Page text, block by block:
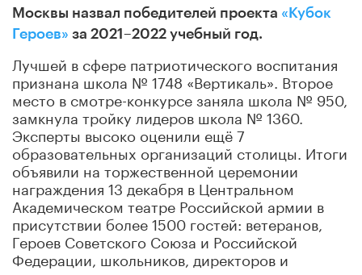
Москвы назвал победителей проекта «Кубок
Героев» за 2021–2022 учебный год.
Лучшей в сфере патриотического воспитания
признана школа № 1748 «Вертикаль». Второе
место в смотре-конкурсе заняла школа № 950,
замкнула тройку лидеров школа № 1360.
Эксперты высоко оценили ещё 7
образовательных организаций столицы. Итоги
объявили на торжественной церемонии
награждения 13 декабря в Центральном
Академическом театре Российской армии в
присутствии более 1500 гостей: ветеранов,
Героев Советского Союза и Российской
Федерации, школьников, директоров и